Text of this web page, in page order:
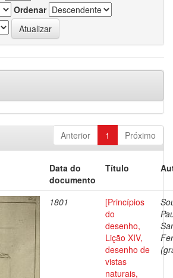
Ordenar
Anterior 1 Próximo
Data do
documento
Título
1801
[Princípios
do
desenho,
Lição XIV,
desenho de
vistas
naturais,